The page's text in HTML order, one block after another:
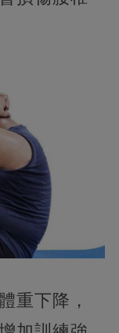
重下降，